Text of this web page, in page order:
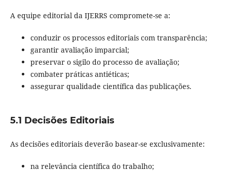
A equipe editorial da IJERRS compromete-se a:
conduzir os processos editoriais com transparência;
garantir avaliação imparcial;
preservar o sigilo do processo de avaliação;
combater práticas antiéticas;
assegurar qualidade científica das publicações.
5.1 Decisões Editoriais
As decisões editoriais deverão basear-se exclusivamente:
na relevância científica do trabalho;